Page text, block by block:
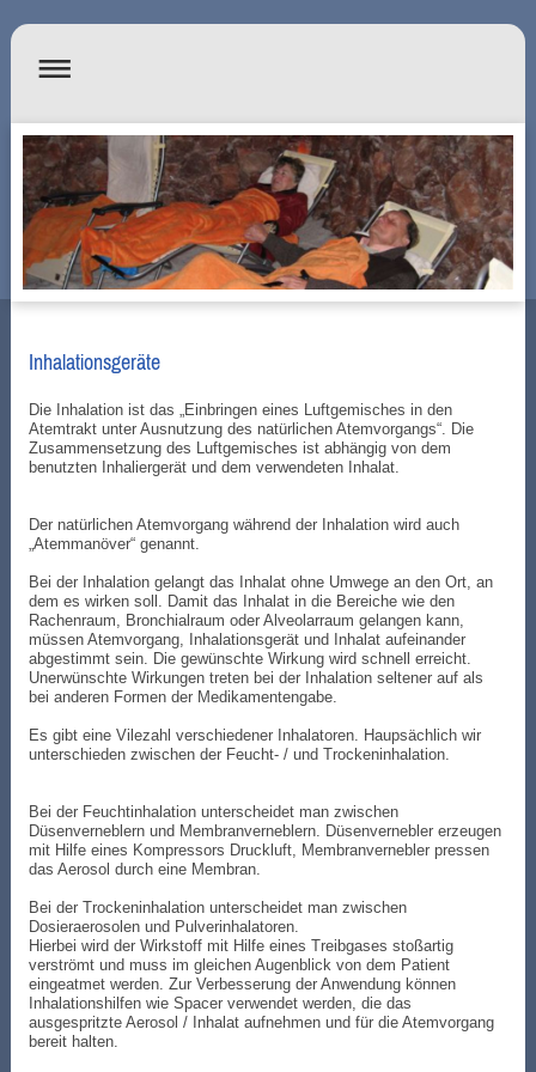
Inhalationsgeräte
Die Inhalation ist das „Einbringen eines Luftgemisches in den
Atemtrakt unter Ausnutzung des natürlichen Atemvorgangs“. Die
Zusammensetzung des Luftgemisches ist abhängig von dem
benutzten Inhaliergerät und dem verwendeten Inhalat.
Der natürlichen Atemvorgang während der Inhalation wird auch
„Atemmanöver“ genannt.
Bei der Inhalation gelangt das Inhalat ohne Umwege an den Ort, an
dem es wirken soll. Damit das Inhalat in die Bereiche wie den
Rachenraum, Bronchialraum oder Alveolarraum gelangen kann,
müssen Atemvorgang, Inhalationsgerät und Inhalat aufeinander
abgestimmt sein. Die gewünschte Wirkung wird schnell erreicht.
Unerwünschte Wirkungen treten bei der Inhalation seltener auf als
bei anderen Formen der Medikamentengabe.
Es gibt eine Vilezahl verschiedener Inhalatoren. Haupsächlich wir
unterschieden zwischen der Feucht- / und Trockeninhalation.
Bei der Feuchtinhalation unterscheidet man zwischen
Düsenverneblern und Membranverneblern. Düsenvernebler erzeugen
mit Hilfe eines Kompressors Druckluft, Membranvernebler pressen
das Aerosol durch eine Membran.
Bei der Trockeninhalation unterscheidet man zwischen
Dosieraerosolen und Pulverinhalatoren.
Hierbei wird der Wirkstoff mit Hilfe eines Treibgases stoßartig
verströmt und muss im gleichen Augenblick von dem Patient
eingeatmet werden. Zur Verbesserung der Anwendung können
Inhalationshilfen wie Spacer verwendet werden, die das
ausgespritzte Aerosol / Inhalat aufnehmen und für die Atemvorgang
bereit halten.